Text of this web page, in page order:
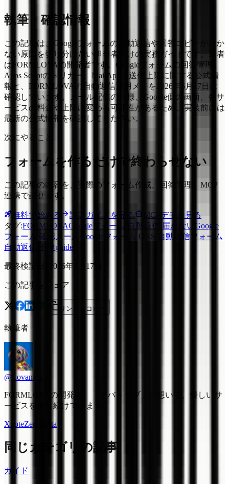
執筆・確認情報
この記事は、Googleフォームの自動返信や回答コピーが届か
ない原因を切り分けたい担当者向けの実務ガイドです。筆者
はFORMLOVAの開発者です。Googleフォームの回答管理、
Apps Scriptのトリガー、MailApp、送信上限に関する公式情
報と、FORMLOVAの自動返信運用メモを2026年6月17日に
確認しています。メール配信の仕様、Google側の画面、各サ
ービスの料金や上限は変わる可能性があるため、実装前には
最新の公式情報を確認してください。
次にやること
フォームを作るだけで終わらせない
この記事の内容を、実際のフォーム作成、回答管理、MCP
連携で試せます。
無料で始める 設定ガイドを見る
MCPデモを見る
タグ:FORMLOVAGoogleフォーム 自動返信 届かない
Google
フォーム 確認メール
Googleフォーム GAS 自動返信 フォーム
自動返信 不達guide
最終検証日 2026年7月17日
この記事をシェア
リンクをコピー
執筆者
@Lovanaut
FORMLOVAの開発者。「ラバ = ラブ」の想いで、優しいサ
ービスを作り続けています。
XnoteZenn Qiita
同じカテゴリの記事
ガイド